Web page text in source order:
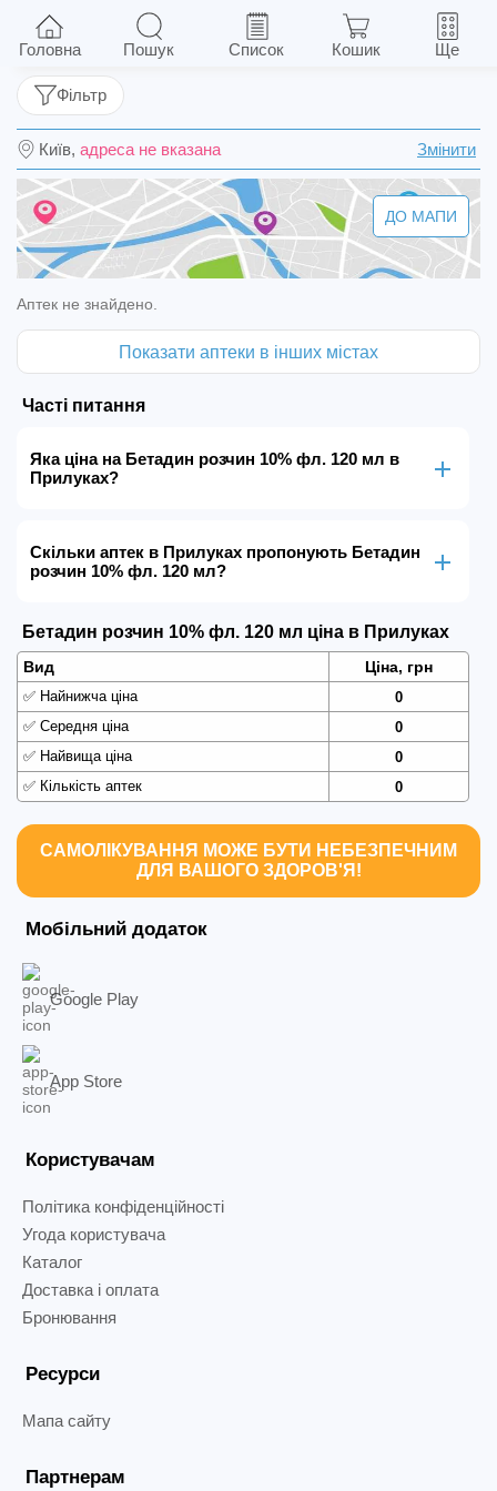
Бетадин розчин 10% фл. 120 мл
Київ, адреса не вказана Змінити
Фільтр
ДО МАПИ
Аптек не знайдено.
Показати аптеки в інших містах
Часті питання
Яка ціна на Бетадин розчин 10% фл. 120 мл в
Прилуках?
Скільки аптек в Прилуках пропонують Бетадин
розчин 10% фл. 120 мл?
Бетадин розчин 10% фл. 120 мл ціна в Прилуках
Вид Ціна, грн
✅ Найнижча ціна
0
✅ Середня ціна
0
✅ Найвища ціна
0
✅ Кількість аптек 0
САМОЛІКУВАННЯ МОЖЕ БУТИ НЕБЕЗПЕЧНИМ
ДЛЯ ВАШОГО ЗДОРОВ'Я!
Мобільний додаток
Google Play
App Store
Користувачам
Політика конфіденційності
Угода користувача
Каталог
Доставка і оплата
Бронювання
Ресурси
Мапа сайту
Партнерам
Головна Пошук Список Кошик Ще